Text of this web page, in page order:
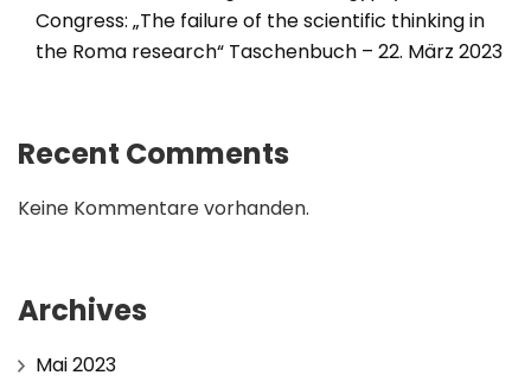
Congress: „The failure of the scientific thinking in
the Roma research“ Taschenbuch – 22. März 2023
Recent Comments
Keine Kommentare vorhanden.
Archives
Mai 2023